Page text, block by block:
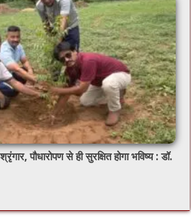
पौधारोपण से ही सुरक्षित होगा भविष्य : डॉ.